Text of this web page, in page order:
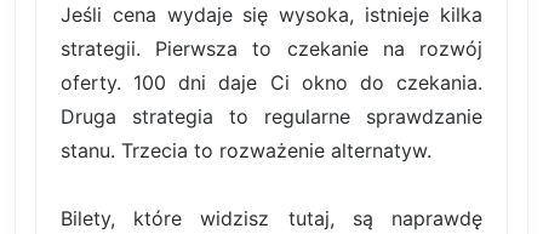
Jeśli cena wydaje się wysoka, istnieje kilka
strategii. Pierwsza to czekanie na rozwój
oferty. 100 dni daje Ci okno do czekania.
Druga strategia to regularne sprawdzanie
stanu. Trzecia to rozważenie alternatyw.
Bilety, które widzisz tutaj, są naprawdę